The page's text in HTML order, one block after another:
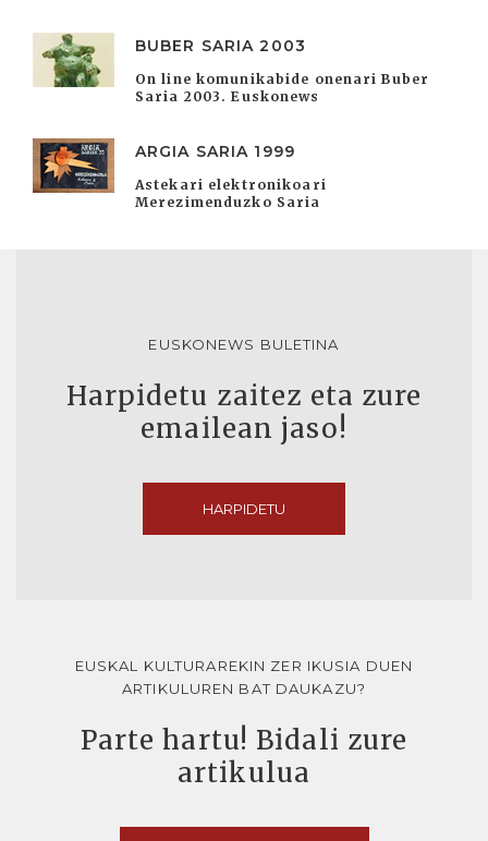
BUBER SARIA 2003
On line komunikabide onenari Buber
Saria 2003. Euskonews
ARGIA SARIA 1999
Astekari elektronikoari
Merezimenduzko Saria
EUSKONEWS BULETINA
Harpidetu zaitez eta zure
emailean jaso!
HARPIDETU
EUSKAL KULTURAREKIN ZER IKUSIA DUEN
ARTIKULUREN BAT DAUKAZU?
Parte hartu! Bidali zure
artikulua